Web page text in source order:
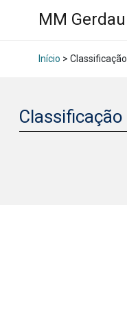
MM
Início >
Classificação